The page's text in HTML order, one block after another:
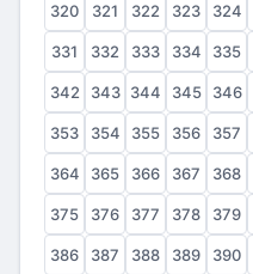
320 321 322 323 324
331 332 333 334 335
342 343 344 345 346
353 354 355 356 357
364 365 366 367 368
375 376 377 378 379
386 387 388 389 390